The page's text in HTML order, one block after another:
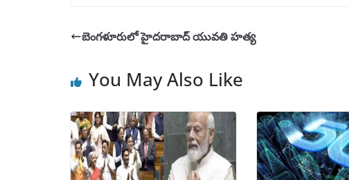
బెంగళూరులో హైదరాబాద్ యువతి హత్య
You May Also Like